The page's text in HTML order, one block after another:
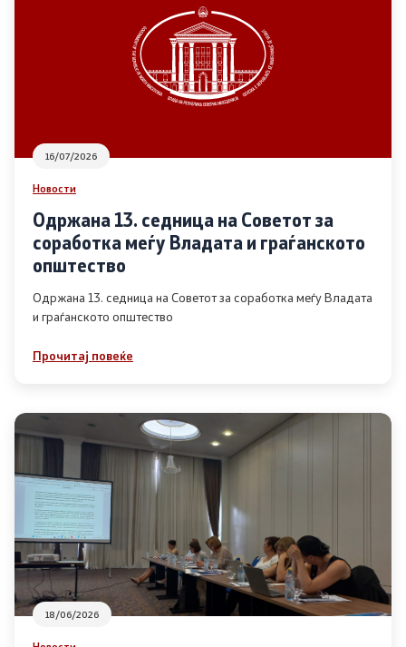
Извештаи
Список на ОЈИ
Контакт
Контакт
Линкови
Изјава за пристапност
Со еден клик до сите услуги
16/07/2026
Новости
Одржана 13. седница на Советот за
соработка меѓу Владата и граѓанското
општество
Одржана 13. седница на Советот за соработка меѓу Владата
и граѓанското општество
Прочитај повеќе
18/06/2026